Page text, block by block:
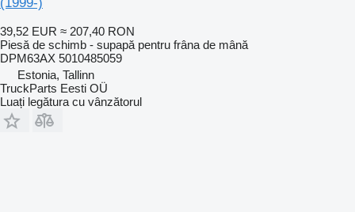
39,52 EUR ≈ 207,40 RON
Piesă de schimb - supapă pentru frâna de mână
DPM63AX 5010485059
Estonia, Tallinn
TruckParts Eesti OÜ
Luați legătura cu vânzătorul